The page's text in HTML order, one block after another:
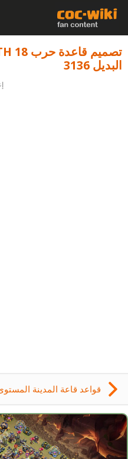
البديل 3136
قواعد قاعة المدينة المستوى